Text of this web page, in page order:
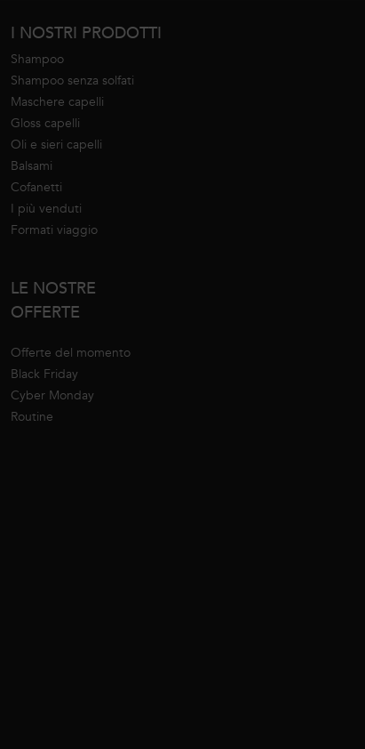
I NOSTRI PRODOTTI
Shampoo
Shampoo senza solfati
Maschere capelli
Gloss capelli
Oli e sieri capelli
Balsami
Cofanetti
I più venduti
Formati viaggio
LE NOSTRE
OFFERTE
Offerte del momento
Black Friday
Cyber Monday
Routine